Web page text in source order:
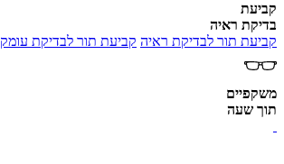
קביעת
בדיקת ראיה
קביעת תור לבדיקת ראיה קביעת תור לבדיקת עומק OCT
משקפיים
תוך שעה